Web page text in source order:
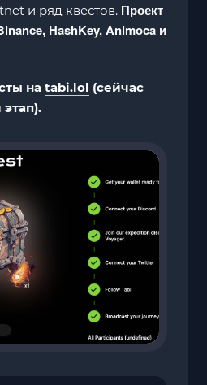
и ряд квестов. Проект
, HashKey, Animoca и
на tabi.lol (сейчас